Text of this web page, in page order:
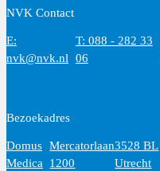
NVK Contact
E:
nvk@nvk.nl
T: 088 - 282 33
06
Bezoekadres
Domus
Medica
Mercatorlaan
1200
3528 BL
Utrecht